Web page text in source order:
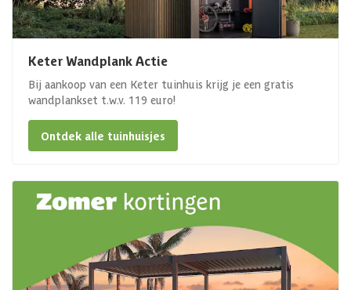
Keter Wandplank Actie
Bij aankoop van een Keter tuinhuis krijg je een gratis
wandplankset t.w.v. 119 euro!
Ontdek alle tuinhuisjes